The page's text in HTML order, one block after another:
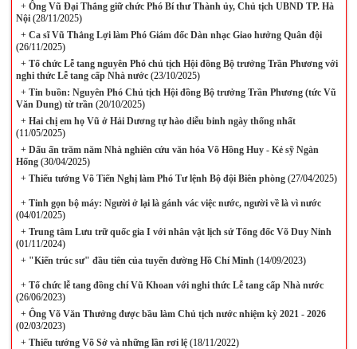
+Ông Vũ Đại Thắng giữ chức Phó Bí thư Thành ủy, Chủ tịch UBND TP. Hà
Nội(28/11/2025)
+Ca sĩ Vũ Thắng Lợi làm Phó Giám đốc Dàn nhạc Giao hưởng Quân đội
(26/11/2025)
+Tổ chức Lễ tang nguyên Phó chủ tịch Hội đồng Bộ trưởng Trần Phương với
nghi thức Lễ tang cấp Nhà nước(23/10/2025)
+Tin buồn: Nguyên Phó Chủ tịch Hội đồng Bộ trưởng Trần Phương (tức Vũ
Văn Dung) từ trần(20/10/2025)
+Hai chị em họ Vũ ở Hải Dương tự hào diễu binh ngày thống nhất
(11/05/2025)
+Dấu ấn trăm năm Nhà nghiên cứu văn hóa Võ Hồng Huy - Kẻ sỹ Ngàn
Hống(30/04/2025)
+Thiếu tướng Võ Tiến Nghị làm Phó Tư lệnh Bộ đội Biên phòng(27/04/2025)
+Tinh gọn bộ máy: Người ở lại là gánh vác việc nước, người về là vì nước
(04/01/2025)
+Trung tâm Lưu trữ quốc gia I với nhân vật lịch sử Tổng đốc Võ Duy Ninh
(01/11/2024)
+"Kiến trúc sư" đầu tiên của tuyến đường Hồ Chí Minh(14/09/2023)
+Tổ chức lễ tang đồng chí Vũ Khoan với nghi thức Lễ tang cấp Nhà nước
(26/06/2023)
+Ông Võ Văn Thưởng được bầu làm Chủ tịch nước nhiệm kỳ 2021 - 2026
(02/03/2023)
+Thiếu tướng Võ Sở và những lần rơi lệ(18/11/2022)